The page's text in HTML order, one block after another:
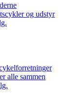
og udstyr
alle sammen